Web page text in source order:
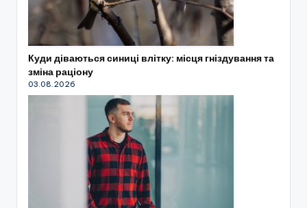
Куди діваються синиці влітку: місця гніздування та
зміна раціону
03.08.2026